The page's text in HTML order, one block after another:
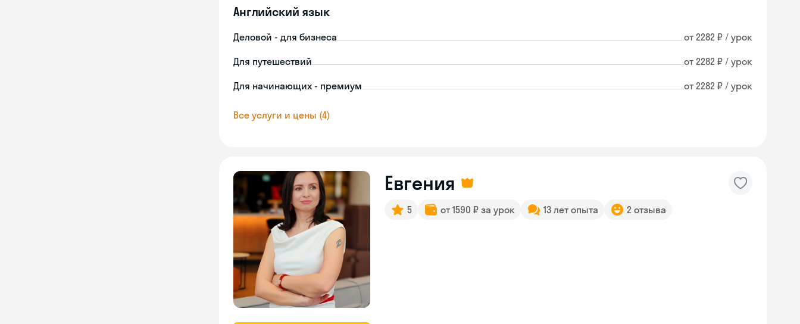
Английский язык
Деловой - для бизнеса от 2282 ₽ / урок
Для путешествий от 2282 ₽ / урок
Для начинающих - премиум от 2282 ₽ / урок
Все услуги и цены (4)
Евгения
5 от 1590 ₽ за урок 13 лет опыта 2 отзыва